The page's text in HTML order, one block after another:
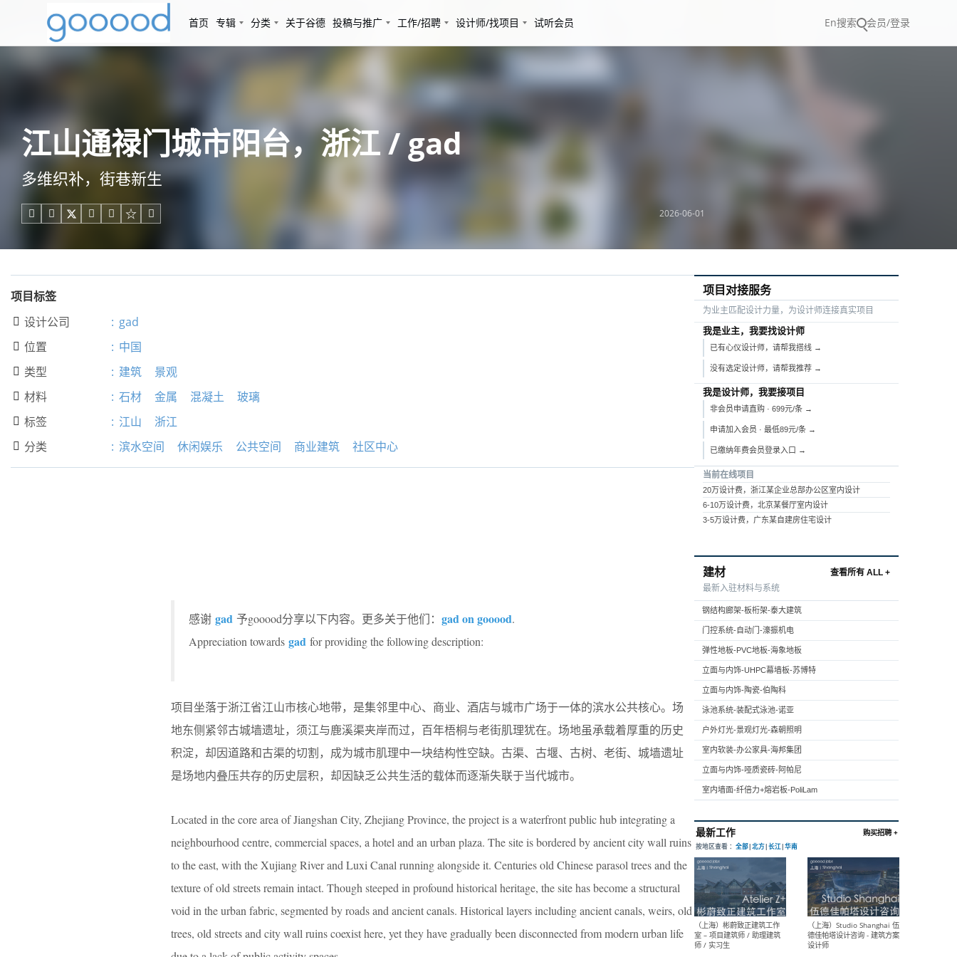
首页 专辑 分类 关于谷德 投稿与推广 工作/招聘 设计师/找项目 试听会员 En搜索 会员/登录
江山通禄门城市阳台，浙江 / gad
多维织补，街巷新生
     2026-06-01
项目标签
 设计公司 : gad
 位置 : 中国
 类型 : 建筑 景观
 材料 : 石材 金属 混凝土 玻璃
 标签 : 江山 浙江
 分类 : 滨水空间 休闲娱乐 公共空间 商业建筑 社区中心
感谢 gad 予gooood分享以下内容。更多关于他们： gad on gooood.
Appreciation towards gad for providing the following description:
项目坐落于浙江省江山市核心地带，是集邻里中心、商业、酒店与城市广场于一体的滨水公共核心。场
地东侧紧邻古城墙遗址，须江与鹿溪渠夹岸而过，百年梧桐与老街肌理犹在。场地虽承载着厚重的历史
积淀，却因道路和古渠的切割，成为城市肌理中一块结构性空缺。古渠、古堰、古树、老街、城墙遗址
是场地内叠压共存的历史层积，却因缺乏公共生活的载体而逐渐失联于当代城市。
Located in the core area of Jiangshan City, Zhejiang Province, the project is a waterfront public hub integrating a
neighbourhood centre, commercial spaces, a hotel and an urban plaza. The site is bordered by ancient city wall ruins
to the east, with the Xujiang River and Luxi Canal running alongside it. Centuries old Chinese parasol trees and the
texture of old streets remain intact. Though steeped in profound historical heritage, the site has become a structural
void in the urban fabric, segmented by roads and ancient canals. Historical layers including ancient canals, weirs, old
trees, old streets and city wall ruins coexist here, yet they have gradually been disconnected from modern urban life
项目对接服务
为业主匹配设计力量，为设计师连接真实项目
我是业主，我要找设计师
已有心仪设计师，请帮我搭线 →
没有选定设计师，请帮我推荐 →
我是设计师，我要接项目
非会员申请直购 · 699元/条 →
申请加入会员 · 最低89元/条 →
已缴纳年费会员登录入口 →
当前在线项目
20万设计费，浙江某企业总部办公区室内设计
6-10万设计费，北京某餐厅室内设计
3-5万设计费，广东某自建房住宅设计
建材
查看所有 ALL +
最新入驻材料与系统
钢结构廊架-板桁架-泰大建筑
门控系统-自动门-濠振机电
弹性地板-PVC地板-海象地板
立面与内饰-UHPC幕墙板-苏博特
立面与内饰-陶瓷-伯陶科
泳池系统-装配式泳池-诺亚
户外灯光-景观灯光-森朝照明
室内软装-办公家具-海邦集团
立面与内饰-哑质瓷砖-阿帕尼
室内墙面-纤倍力+熔岩板-PoliLam